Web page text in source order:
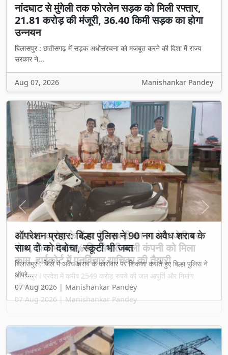
नांदघाट से मुंगेली तक फोरलेन सड़क को मिली रफ्तार,
21.81 करोड़ की मंजूरी, 36.40 किमी सड़क का होगा
उन्नयन
बिलासपुर : छत्तीसगढ़ में सड़क अधोसंरचना को मजबूत करने की दिशा में राज्य
सरकार ने...
Aug 07, 2026 Manishankar Pandey
₹2549 करोड़ के टेंडर में गड़बड़ी का आरोप: जेवी पर
रोक, फिर भी 65% हिस्सेदारी वाली कंपनी को मिला
काम, हाईकोर्ट में पुनर्विचार याचिका की तैयारी
बिलासपुर l प्रदेश में करीब 2549 करोड़ रुपये की जल आपूर्ति और निर्माण
परियोजना का...
07 Aug 2026 | Manishankar Pandey
Previous Next